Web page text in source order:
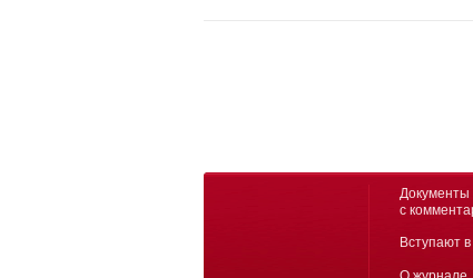
Документы
с
Вступают в